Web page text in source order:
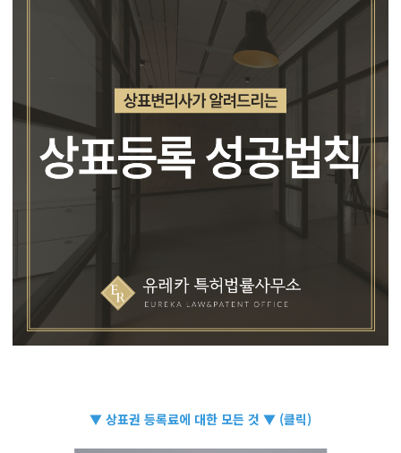
▼ 상표권 등록료에 대한 모든 것 ▼ (클릭)